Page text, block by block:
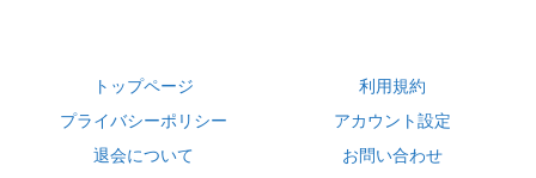
トップページ
利用規約
プライバシーポリシー
アカウント設定
退会について
お問い合わせ